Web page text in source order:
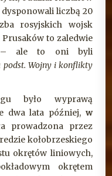
liczbą 20
rosyjskich wojsk
Prusaków to zaledwie
– ale to oni byli
podst. Wojny i konflikty
było wyprawą
dwa lata później, w
prowadzona przez
kołobrzeskiego
okrętów liniowych,
okrętem